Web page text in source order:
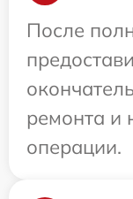
После
ремонта и
операции.